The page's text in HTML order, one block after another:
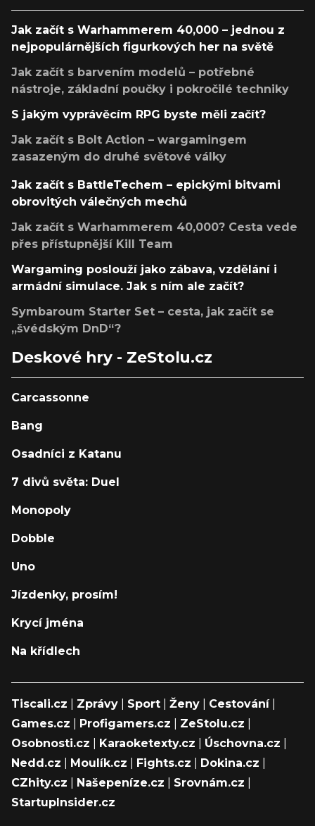
Jak začít s Warhammerem 40,000 – jednou z
nejpopulárnějších figurkových her na světě
Jak začít s barvením modelů – potřebné
nástroje, základní poučky i pokročilé techniky
S jakým vyprávěcím RPG byste měli začít?
Jak začít s Bolt Action – wargamingem
zasazeným do druhé světové války
Jak začít s BattleTechem – epickými bitvami
obrovitých válečných mechů
Jak začít s Warhammerem 40,000? Cesta vede
přes přístupnější Kill Team
Wargaming poslouží jako zábava, vzdělání i
armádní simulace. Jak s ním ale začít?
Symbaroum Starter Set – cesta, jak začít se
„švédským DnD“?
Deskové hry - ZeStolu.cz
Carcassonne
Bang
Osadníci z Katanu
7 divů světa: Duel
Monopoly
Dobble
Uno
Jízdenky, prosím!
Krycí jména
Na křídlech
Tiscali.cz Zprávy Sport Ženy Cestování|
Games.cz
Profigamers.cz ZeStolu.cz
Osobnosti.cz
Karaoketexty.cz Úschovna.cz
Nedd.cz
Moulík.cz Fights.cz Dokina.cz
CZhity.cz
Našepeníze.cz Srovnám.cz
StartupInsider.cz